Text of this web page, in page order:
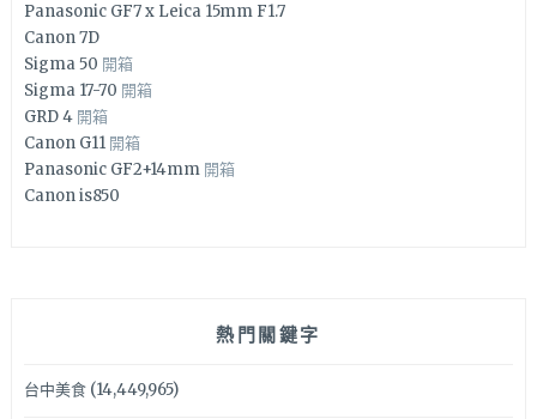
Panasonic GF7 x Leica 15mm F1.7
Canon 7D
Sigma 50 開箱
Sigma 17-70 開箱
GRD 4 開箱
Canon G11 開箱
Panasonic GF2+14mm 開箱
Canon is850
熱門關鍵字
台中美食(14,449,965)